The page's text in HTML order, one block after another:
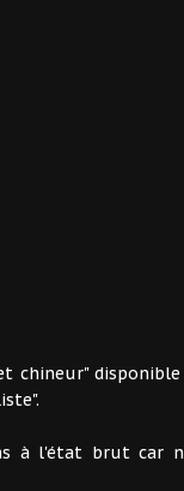
chineur"
à l'état brut car